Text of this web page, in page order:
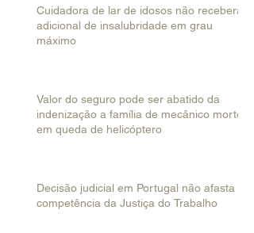
Cuidadora de lar de idosos não receberá
adicional de insalubridade em grau
máximo
Valor do seguro pode ser abatido da
indenização a família de mecânico morto
em queda de helicóptero
Decisão judicial em Portugal não afasta
competência da Justiça do Trabalho